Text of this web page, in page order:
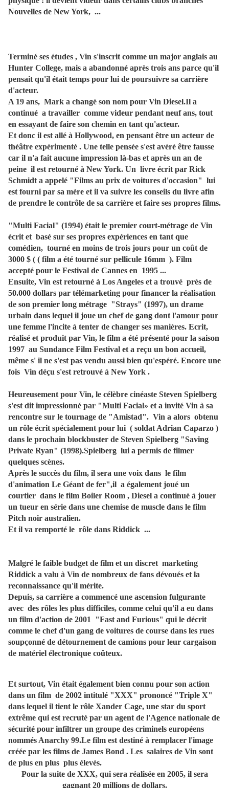
Nouvelles de New York, ...
Terminé ses études , Vin s'inscrit comme un major anglais au
Hunter College, mais a abandonné après trois ans parce qu'il
pensait qu'il était temps pour lui de poursuivre sa carrière
d'acteur.
A 19 ans, Mark a changé son nom pour Vin Diesel.Il a
continué a travailler comme videur pendant neuf ans, tout
en essayant de faire son chemin en tant qu'acteur.
Et donc il est allé à Hollywood, en pensant être un acteur de
théâtre expérimenté . Une telle pensée s'est avéré être fausse
car il n'a fait aucune impression là-bas et après un an de
peine il est retourné à New York. Un livre écrit par Rick
Schmidt a appelé "Films au prix de voitures d'occasion" lui
est fourni par sa mère et il va suivre les conseils du livre afin
de prendre le contrôle de sa carrière et faire ses propres films.
"Multi Facial" (1994) était le premier court-métrage de Vin
écrit et basé sur ses propres expériences en tant que
comédien, tourné en moins de trois jours pour un coût de
3000 $ ( ( film a été tourné sur pellicule 16mm ). Film
accepté pour le Festival de Cannes en 1995 ...
Ensuite, Vin est retourné à Los Angeles et a trouvé près de
50.000 dollars par télémarketing pour financer la réalisation
de son premier long métrage "Strays" (1997), un drame
urbain dans lequel il joue un chef de gang dont l'amour pour
une femme l'incite à tenter de changer ses manières. Ecrit,
réalisé et produit par Vin, le film a été présenté pour la saison
1997 au Sundance Film Festival et a reçu un bon accueil,
même s' il ne s'est pas vendu aussi bien qu'espéré. Encore une
fois Vin déçu s'est retrouvé à New York .
Heureusement pour Vin, le célèbre cinéaste Steven Spielberg
s'est dit impressionné par "Multi Facial» et a invité Vin à sa
rencontre sur le tournage de "Amistad". Vin a alors obtenu
un rôle écrit spécialement pour lui ( soldat Adrian Caparzo )
dans le prochain blockbuster de Steven Spielberg "Saving
Private Ryan" (1998).Spielberg lui a permis de filmer
quelques scènes.
Après le succès du film, il sera une voix dans le film
d'animation Le Géant de fer",il a également joué un
courtier dans le film Boiler Room , Diesel a continué à jouer
un tueur en série dans une chemise de muscle dans le film
Pitch noir australien.
Et il va remporté le rôle dans Riddick ...
Malgré le faible budget de film et un discret marketing
Riddick a valu à Vin de nombreux de fans dévoués et la
reconnaissance qu'il mérite.
Depuis, sa carrière a commencé une ascension fulgurante
avec des rôles les plus difficiles, comme celui qu'il a eu dans
un film d'action de 2001 "Fast and Furious" qui le décrit
comme le chef d'un gang de voitures de course dans les rues
soupçonné de détournement de camions pour leur cargaison
de matériel électronique coûteux.
Et surtout, Vin était également bien connu pour son action
dans un film de 2002 intitulé "XXX" prononcé "Triple X"
dans lequel il tient le rôle Xander Cage, une star du sport
extrême qui est recruté par un agent de l'Agence nationale de
sécurité pour infiltrer un groupe des criminels européens
nommés Anarchy 99.Le film est destiné à remplacer l'image
créée par les films de James Bond . Les salaires de Vin sont
de plus en plus plus élevés.
Pour la suite de XXX, qui sera réalisée en 2005, il sera
gagnant 20 millions de dollars.